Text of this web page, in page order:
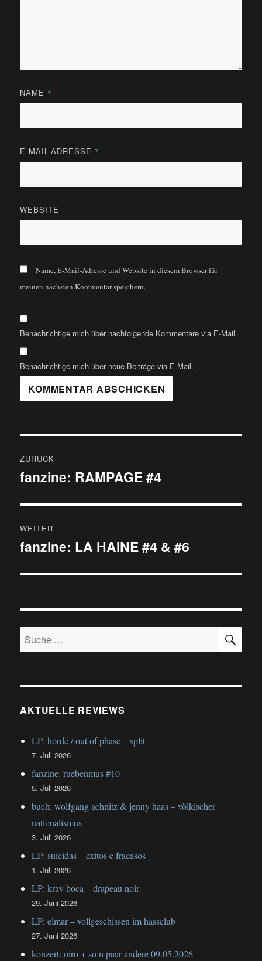
NAME *
E-MAIL-ADRESSE *
WEBSITE
Name, E-Mail-Adresse und Website in diesem Browser für
meinen nächsten Kommentar speichern.
Benachrichtige mich über nachfolgende Kommentare via E-Mail.
Benachrichtige mich über neue Beiträge via E-Mail.
ZURÜCK
Vorheriger
fanzine: RAMPAGE #4
WEITER
Nächster
fanzine: LA HAINE #4 & #6
Suche
nach:
AKTUELLE REVIEWS
LP: horde / out of phase – split
7. Juli 2026
fanzine: ruebenmus #10
5. Juli 2026
buch: wolfgang achnitz & jenny haas – völkischer
nationalismus
3. Juli 2026
LP: suicidas – exitos e fracasos
1. Juli 2026
LP: krav boca – drapeau noir
29. Juni 2026
LP: elmar – vollgeschissen im hassclub
27. Juni 2026
konzert: oiro + so n paar andere 09.05.2026